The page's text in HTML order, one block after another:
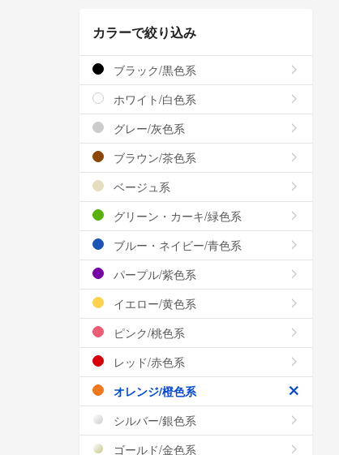
カラーで絞り込み
ブラック/黒色系
ホワイト/白色系
グレー/灰色系
ブラウン/茶色系
ベージュ系
グリーン・カーキ/緑色系
ブルー・ネイビー/青色系
パープル/紫色系
イエロー/黄色系
ピンク/桃色系
レッド/赤色系
オレンジ/橙色系
シルバー/銀色系
ゴールド/金色系